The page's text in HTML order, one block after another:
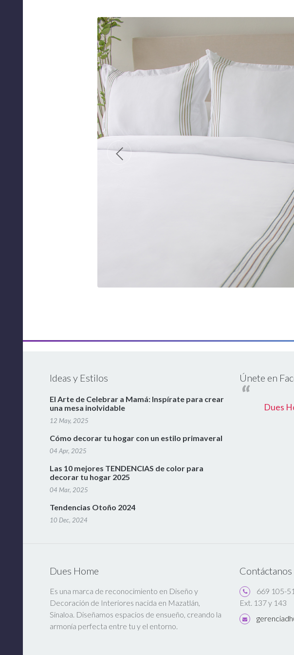
Ideas y Estilos
El Arte de Celebrar a Mamá: Inspírate para crear
una mesa inolvidable
12 May, 2025
Cómo decorar tu hogar con un estilo primaveral
04 Apr, 2025
Las 10 mejores TENDENCIAS de color para
decorar tu hogar 2025
04 Mar, 2025
Tendencias Otoño 2024
10 Dec, 2024
Únete en
Dues
Dues Home
Es una marca de reconocimiento en Diseño y
Decoración de Interiores nacida en Mazatlán,
Sinaloa. Diseñamos espacios de ensueño, creando la
armonía perfecta entre tu y el entorno.
Contáctanos
669 105-
Ext. 137 y 143